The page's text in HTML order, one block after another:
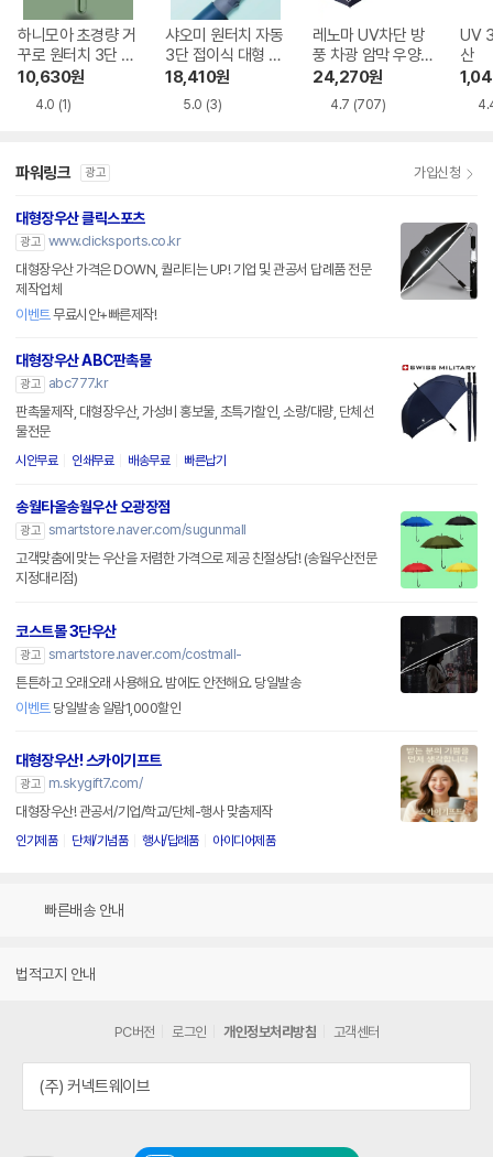
하니모아 초경량 거
꾸로 원터치 3단 자
동 우산 UV 자외선
99% 차단 양산
10,630원
4.0 (1)
샤오미 원터치 자동
3단 접이식 대형 양
우산
18,410원
5.0 (3)
레노마 UV차단 방
풍 차광 암막 우양
산 RSL-901
24,270원
4.7 (707)
UV
산
파워링크 광고 가입신청
대형장우산 클릭스포츠
광고 www.clicksports.co.kr
대형장우산 가격은 DOWN, 퀄리티는 UP! 기업 및 관공서 답례품 전문
제작업체
이벤트무료시안+빠른제작!
대형장우산 ABC판촉물
광고
abc777.kr
판촉물제작, 대형장우산, 가성비 홍보물, 초특가할인, 소량/대량, 단체선
물전문
시안무료 인쇄무료 배송무료 빠른납기
송월타올송월우산 오광장점
광고 smartstore.naver.com/sugunmall
고객맞춤에 맞는 우산을 저렴한 가격으로 제공 친절상담! (송월우산전문
지정대리점)
코스트몰 3단우산
광고 smartstore.naver.com/costmall-
튼튼하고 오래오래 사용해요. 밤에도 안전해요. 당일발송
이벤트당일발송 알람1,000할인
대형장우산! 스카이기프트
광고
m.skygift7.com/
대형장우산! 관공서/기업/학교/단체-행사 맞춤제작
인기제품 단체/기념품 행사/답례품 아이디어제품
빠른배송 안내
법적고지 안내
PC버전 로그인 개인정보처리방침 고객센터
(주) 커넥트웨이브